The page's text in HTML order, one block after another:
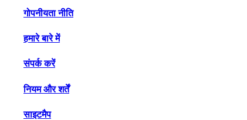
गोपनीयता नीति
हमारे बारे में
संपर्क करें
नियम और शर्तें
साइटमैप